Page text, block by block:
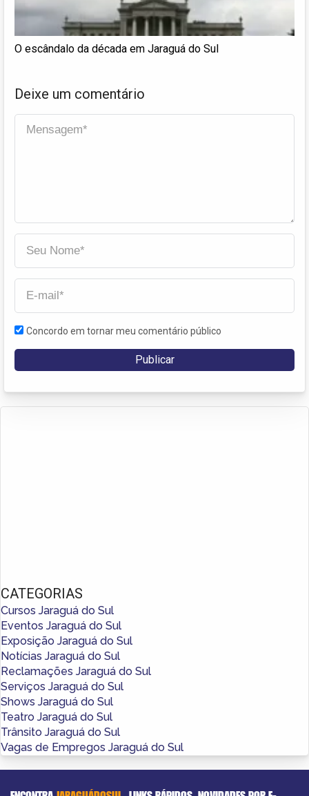
O escândalo da década em Jaraguá do Sul
Deixe um comentário
Concordo em tornar meu comentário público
CATEGORIAS
Cursos Jaraguá do Sul
Eventos Jaraguá do Sul
Exposição Jaraguá do Sul
Notícias Jaraguá do Sul
Reclamações Jaraguá do Sul
Serviços Jaraguá do Sul
Shows Jaraguá do Sul
Teatro Jaraguá do Sul
Trânsito Jaraguá do Sul
Vagas de Empregos Jaraguá do Sul